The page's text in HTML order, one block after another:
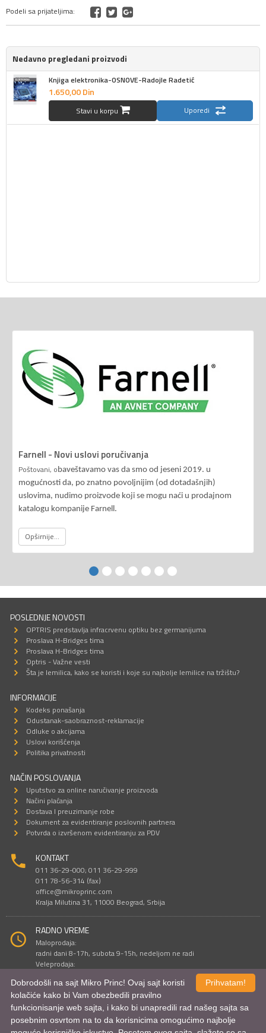
Podeli sa prijateljima:
Nedavno pregledani proizvodi
Knjiga elektronika-OSNOVE-Radojle Radetić
1.650,00Din
Stavi u korpu Uporedi
Farnell - Novi uslovi poručivanja
Poštovani, obaveštavamo vas da smo od jeseni 2019. u
mogućnosti da, po znatno povoljnijim (od dotadašnjih)
uslovima, nudimo proizvode koji se mogu naći u prodajnom
katalogu kompanije Farnell.
Opširnije...
POSLEDNJE NOVOSTI
OPTRIS predstavlja infracrvenu optiku bez germanijuma
Proslava H-Bridges tima
Proslava H-Bridges tima
Optris - Važne vesti
Šta je lemilica, kako se koristi i koje su najbolje lemilice na tržištu?
INFORMACIJE
Kodeks ponašanja
Odustanak-saobraznost-reklamacije
Odluke o akcijama
Uslovi korišćenja
Politika privatnosti
NAČIN POSLOVANJA
Uputstvo za online naručivanje proizvoda
Načini plaćanja
Dostava I preuzimanje robe
Dokument za evidentiranje poslovnih partnera
Potvrda o izvršenom evidentiranju za PDV
KONTAKT
011 36-29-000; 011 36-29-999
011 78-56-314 (fax)
office@mikroprinc.com
Kralja Milutina 31, 11000 Beograd, Srbija
RADNO VREME
Maloprodaja:
radni dani 8-17h, subota 9-15h, nedeljom ne radi
Veleprodaja:
Sve cene su iskazane u dinarima. PDV je uračunat u cenu.
© Mikro Princ 1999 - 2026. Sva prava su zadržana.
Prihvatam!
Dobrodošli na sajt Mikro Princ! Ovaj sajt koristi
kolačiće kako bi Vam obezbedili pravilno
funkcionisanje web sajta, i kako bi unapredili rad našeg sajta sa
posebnim osvrtom na to da korisnicima omogućimo najbolje